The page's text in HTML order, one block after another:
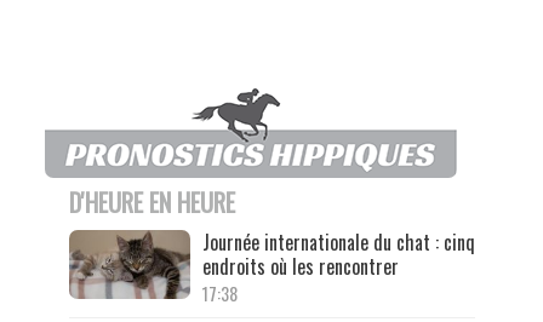
D'HEURE EN HEURE
Journée internationale du chat : cinq
endroits où les rencontrer
17:38